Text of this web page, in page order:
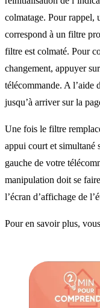
colmatage. Pour rappel,
correspond à un filtre
filtre est colmaté. Pour
changement, appuyer
télécommande. A l’aide
jusqu’à arriver sur la
Une fois le filtre
appui court et simultané
gauche de votre
manipulation doit se
l’écran d’affichage de
Pour en savoir plus,